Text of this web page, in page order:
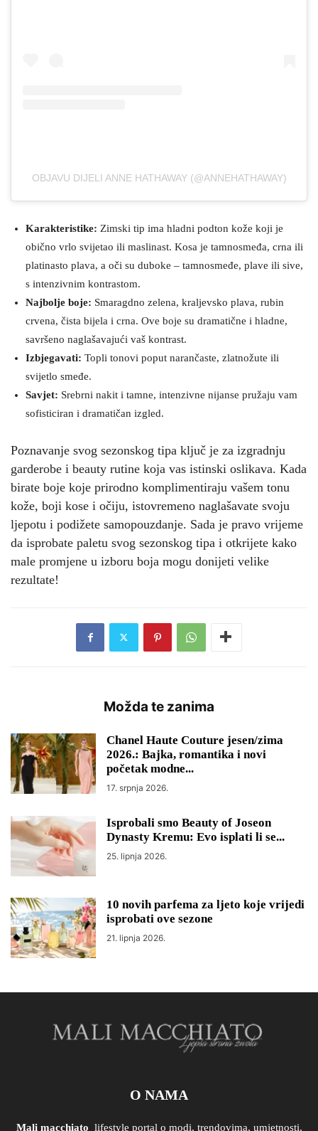
OBJAVU DIJELI ANNE HATHAWAY (@ANNEHATHAWAY)
Karakteristike: Zimski tip ima hladni podton kože koji je
obično vrlo svijetao ili maslinast. Kosa je tamnosmeđa, crna ili
platinasto plava, a oči su duboke – tamnosmeđe, plave ili sive,
s intenzivnim kontrastom.
Najbolje boje: Smaragdno zelena, kraljevsko plava, rubin
crvena, čista bijela i crna. Ove boje su dramatične i hladne,
savršeno naglašavajući vaš kontrast.
Izbjegavati: Topli tonovi poput narančaste, zlatnožute ili
svijetlo smeđe.
Savjet: Srebrni nakit i tamne, intenzivne nijanse pružaju vam
sofisticiran i dramatičan izgled.
Poznavanje svog sezonskog tipa ključ je za izgradnju
garderobe i beauty rutine koja vas istinski oslikava. Kada
birate boje koje prirodno komplimentiraju vašem tonu
kože, boji kose i očiju, istovremeno naglašavate svoju
ljepotu i podižete samopouzdanje. Sada je pravo vrijeme
da isprobate paletu svog sezonskog tipa i otkrijete kako
male promjene u izboru boja mogu donijeti velike
rezultate!
Možda te zanima
Chanel Haute Couture jesen/zima
2026.: Bajka, romantika i novi
početak modne...
17. srpnja 2026.
Isprobali smo Beauty of Joseon
Dynasty Kremu: Evo isplati li se...
25. lipnja 2026.
10 novih parfema za ljeto koje vrijedi
isprobati ove sezone
21. lipnja 2026.
O NAMA
Mali macchiato lifestyle portal o modi, trendovima, umjetnosti,